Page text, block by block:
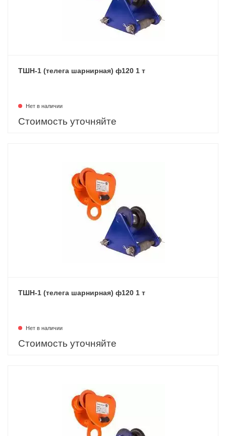
ТШН-1 (телега шарнирная) ф120 1 т
Нет в наличии
Стоимость уточняйте
ТШН-1 (телега шарнирная) ф120 1 т
Нет в наличии
Стоимость уточняйте